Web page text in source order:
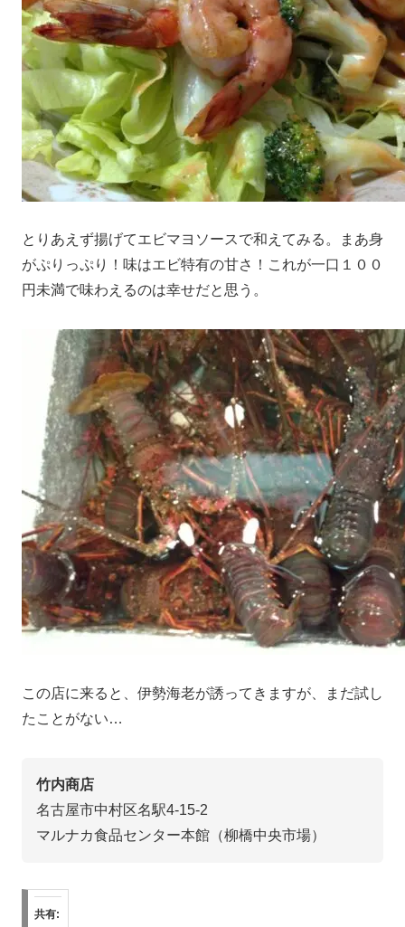
とりあえず揚げてエビマヨソースで和えてみる。まあ身
がぷりっぷり！味はエビ特有の甘さ！これが一口１００
円未満で味わえるのは幸せだと思う。
この店に来ると、伊勢海老が誘ってきますが、まだ試し
たことがない…
竹内商店
名古屋市中村区名駅4-15-2
マルナカ食品センター本館（柳橋中央市場）
共有: